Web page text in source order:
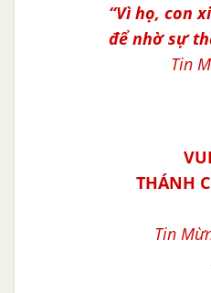
“Vì họ, con
để nhờ sự
Tin
THÁNH
Tin